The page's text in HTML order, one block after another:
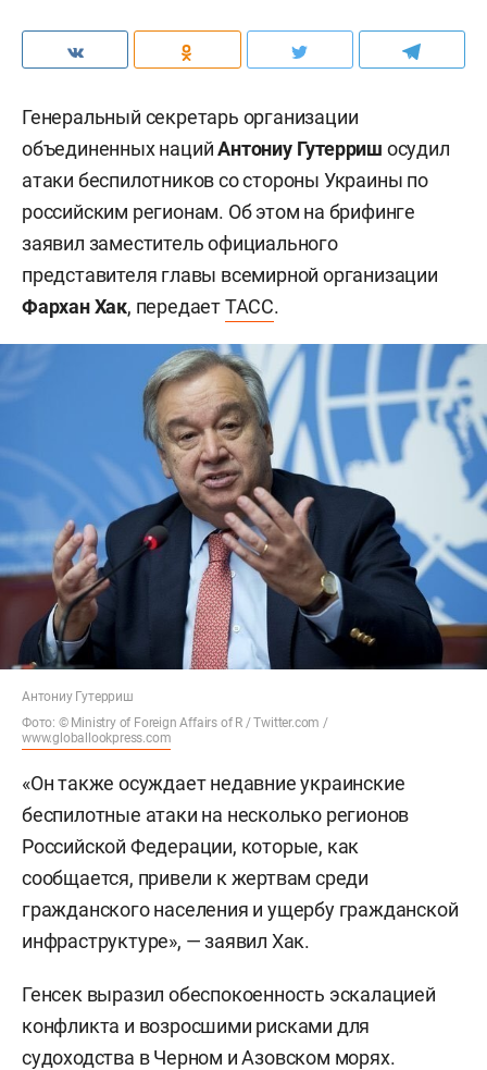
Генеральный секретарь организации
объединенных нацийАнтониу Гутерриш осудил
атаки беспилотников со стороны Украины по
российским регионам. Об этом на брифинге
заявил заместитель официального
представителя главы всемирной организации
Фархан Хак, передаетТАСС.
Антониу Гутерриш
Фото: © Ministry of Foreign Affairs of R / Twitter.com /
www.globallookpress.com
«Он также осуждает недавние украинские
беспилотные атаки на несколько регионов
Российской Федерации, которые, как
сообщается, привели к жертвам среди
гражданского населения и ущербу гражданской
инфраструктуре», — заявил Хак.
Генсек выразил обеспокоенность эскалацией
конфликта и возросшими рисками для
судоходства в Черном и Азовском морях.